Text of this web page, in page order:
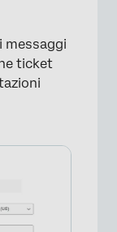
messaggi
ticket